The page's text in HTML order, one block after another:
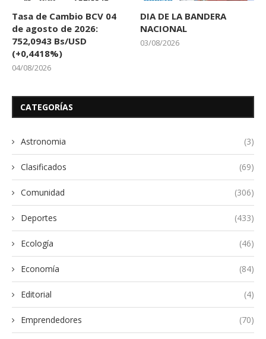
Tasa de Cambio BCV 04
de agosto de 2026:
752,0943 Bs/USD
(+0,4418%)
04/08/2026
DIA DE LA BANDERA
NACIONAL
03/08/2026
CATEGORÍAS
Astronomia (3)
Clasificados (69)
Comunidad (306)
Deportes (433)
Ecología (46)
Economía (84)
Editorial (4)
Emprendedores (70)